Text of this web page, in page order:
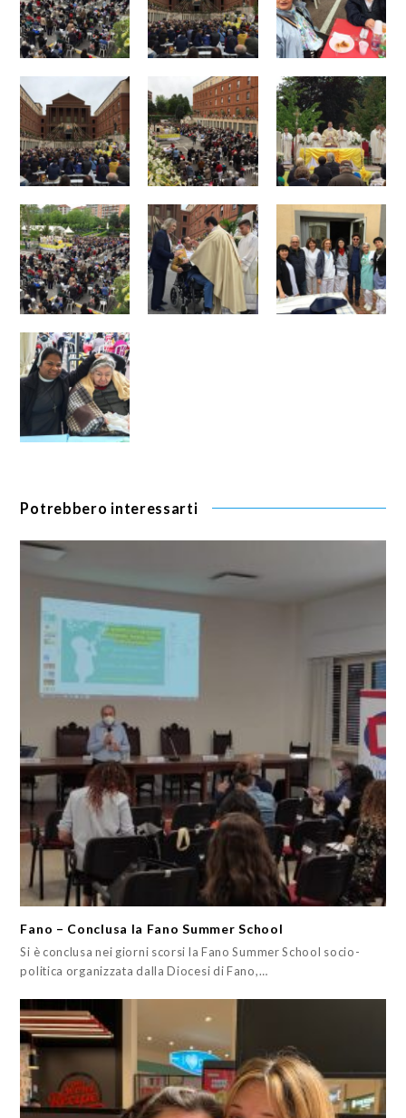
Potrebbero interessarti
Fano – Conclusa la Fano Summer School
Si è conclusa nei giorni scorsi la Fano Summer School socio-
politica organizzata dalla Diocesi di Fano,…